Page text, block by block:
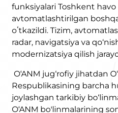
funksiyalari Toshkent
avtomatlashtirilgan
oʻtkazildi. Tizim,
radar, navigatsiya va
modernizatsiya qilish
O‘ANM jug‘rofiy jihatdan
Respublikasining barcha
joylashgan tarkibiy
O‘ANM bo'linmalarining